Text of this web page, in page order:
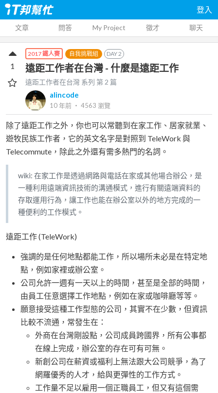
登入
文章 問答 My Project 徵才 聊天
2017 鐵人賽 自我挑戰組 DAY2
遠距工作者在台灣 - 什麼是遠距工作
遠距工作者在台灣 系列 第2 篇
alincode
10 年前 ‧ 4563 瀏覽
1
除了遠距工作之外，你也可以常聽到在家工作、居家就業、
遊牧民族工作者，它的英文名字是對照到 TeleWork 與
Telecommute，除此之外還有需多熱門的名詞。
wiki: 在家工作是透過網路與電話在家或其他場合辦公，是
一種利用遠端資訊技術的溝通模式，進行有關遠端資料的
存取運用行為，讓工作也能在辦公室以外的地方完成的一
種便利的工作模式。
遠距工作 (TeleWork)
強調的是任何地點都能工作，所以場所未必是在特定地
點，例如家裡或辦公室。
公司允許一週有一天以上的時間，甚至是全部的時間，
由員工任意選擇工作地點，例如在家或咖啡廳等等。
願意接受這種工作型態的公司，其實不在少數，但資訊
比較不流通，常發生在：
外商在台灣剛設點，公司成員跨國界，所有公事都
在線上完成，辦公室的存在可有可無。
新創公司在薪資或福利上無法跟大公司競爭，為了
網羅優秀的人才，給與更彈性的工作方式。
工作量不足以雇用一個正職員工，但又有這個需